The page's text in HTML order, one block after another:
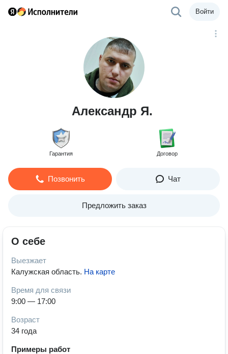
Войти
Александр Я.
Гарантия Договор
Позвонить Чат
Предложить заказ
О себе
Выезжает
Калужская область. На карте
Время для связи
9:00 — 17:00
Возраст
34 года
Примеры работ